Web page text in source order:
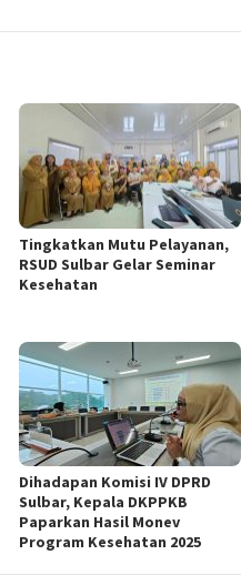
Tingkatkan Mutu Pelayanan,
RSUD Sulbar Gelar Seminar
Kesehatan
Dihadapan Komisi IV DPRD
Sulbar, Kepala DKPPKB
Paparkan Hasil Monev
Program Kesehatan 2025